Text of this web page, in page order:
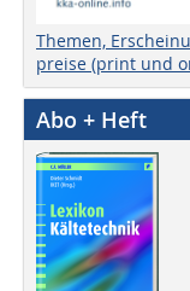
Themen,
preise (print und
Abo + Heft